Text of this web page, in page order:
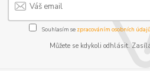
Souhlasím se zpracováním osobních údajů
Můžete se kdykoli odhlásit.